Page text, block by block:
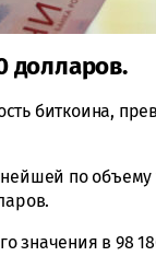
долларов.
биткоина,
по
значения в 98